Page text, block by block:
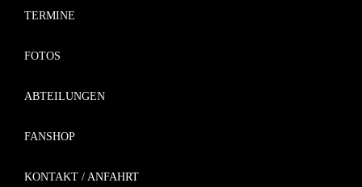
TERMINE
FOTOS
ABTEILUNGEN
FANSHOP
KONTAKT / ANFAHRT